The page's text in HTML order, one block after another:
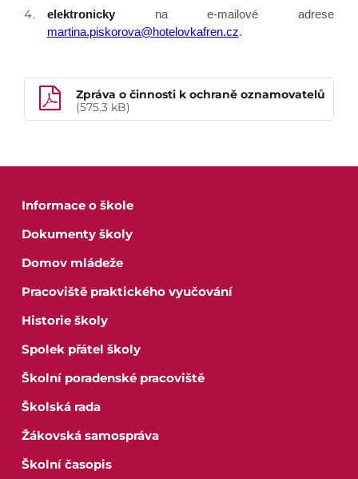
elektronickyna e‑mailové adrese
martina.piskorova@hotelovkafren.cz.
Zpráva o činnosti k ochraně oznamovatelů
(575.3 kB)
Informace o škole
Dokumenty školy
Domov mládeže
Pracoviště praktického vyučování
Historie školy
Spolek přátel školy
Školní poradenské pracoviště
Školská rada
Žákovská samospráva
Školní časopis